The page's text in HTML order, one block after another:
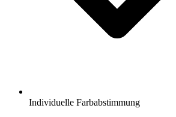
Individuelle Farbabstimmung